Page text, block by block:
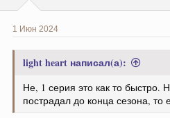
1 Июн 2024
light heart написал(а):
Не, 1 серия это как то быстро.
пострадал до конца сезона, то